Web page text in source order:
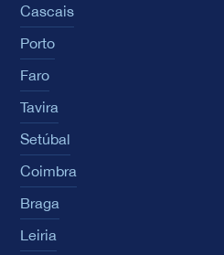
Cascais
Porto
Faro
Tavira
Setúbal
Coimbra
Braga
Leiria